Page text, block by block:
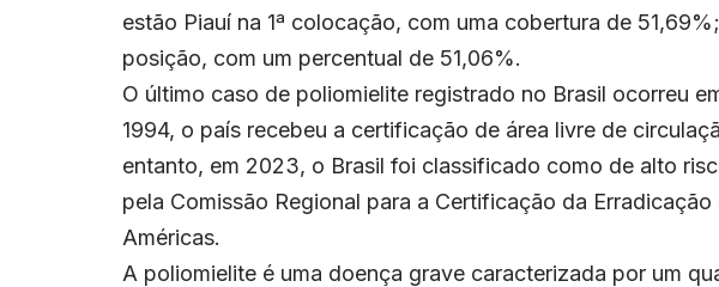
estão Piauí na 1ª colocação, com uma cobertura de
posição, com um percentual de 51,06%.
O último caso de poliomielite registrado no Brasil ocorreu
1994, o país recebeu a certificação de área livre de
entanto, em 2023, o Brasil foi classificado como de alto
pela Comissão Regional para a Certificação da
Américas.
A poliomielite é uma doença grave caracterizada por um